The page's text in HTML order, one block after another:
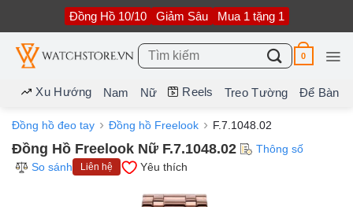
nội
dung
Đồng Hồ 10/10 Giảm Sâu Mua 1 tặng 1
Tìm
kiếm:
0
Xu Hướng Nam Nữ Reels Treo Tường Để Bàn
Đồng hồ đeo tay Đồng hồ Freelook F.7.1048.02
Đồng Hồ Freelook Nữ F.7.1048.02
Thông số
So sánh
Liên hệ Yêu thích